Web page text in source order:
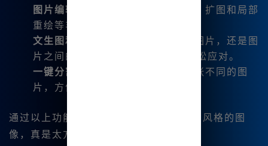
图片编辑
：具备微调、变幻、平移、扩图和局部
重绘等丰富的图片编辑功能。
文生图和图生图
：无论是文字生成图片，还是图
片之间的互动，Midjourney都能轻松应对。
一键分割和下载
：可以一键生成四张不同的图
片，方便分享和保存。
通过以上功能，我能够轻松地创作出各种风格的图
像，真是太方便了！